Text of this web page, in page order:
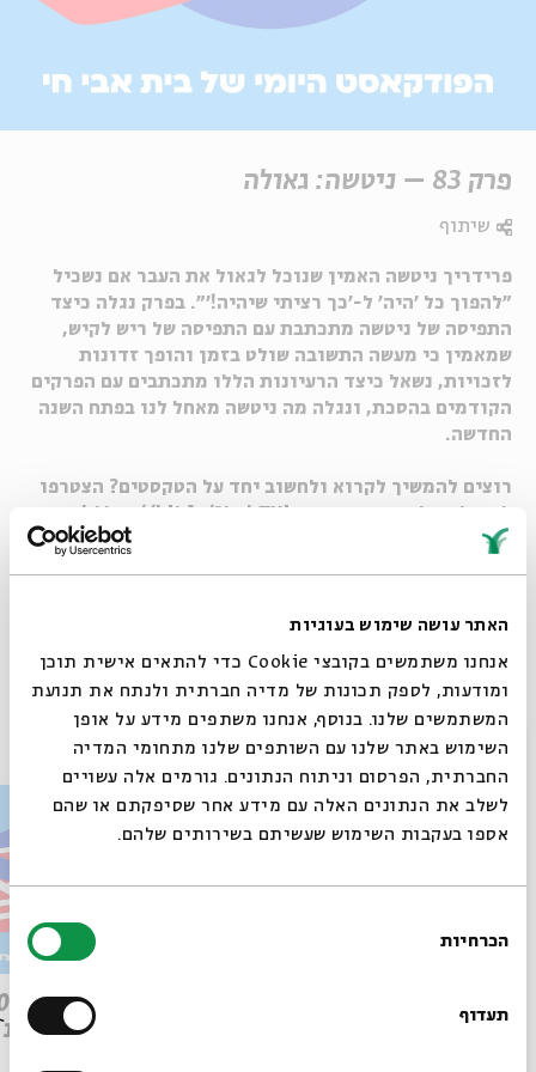
האתר עושה שימוש בעוגיות
אנחנו משתמשים בקובצי Cookie כדי להתאים אישית תוכן
ומודעות, לספק תכונות של מדיה חברתית ולנתח את תנועת
המשתמשים שלנו. בנוסף, אנחנו משתפים מידע על אופן
השימוש באתר שלנו עם השותפים שלנו מתחומי המדיה
החברתית, הפרסום וניתוח הנתונים. גורמים אלה עשויים
לשלב את הנתונים האלה עם מידע אחר שסיפקתם או שהם
אספו בעקבות השימוש שעשיתם בשירותים שלהם.
הסכמה
הכרחיות
תעדוף
פרק 83 – ניטשה: גאולה
פרידריך ניטשה האמין שנוכל לגאול את העבר אם נשכיל
״להפוך כל ׳היה׳ ל-׳כך רציתי שיהיה!׳״. בפרק נגלה כיצד
התפיסה של ניטשה מתכתבת עם התפיסה של ריש לקיש,
שמאמין כי מעשה התשובה שולט בזמן והופך זדונות
לזכויות, נשאל כיצד הרעיונות הללו מתכתבים עם הפרקים
הקודמים בהסכת, ונגלה מה ניטשה מאחל לנו בפתח השנה
החדשה.
רוצים להמשיך לקרוא ולחשוב יחד על הטקסטים? הצטרפו
שיתוף
לקבלת עדכונים על פרק חדש ב- Whatsapp
Email
פרקים נוספים בסדרה
הִתְאַנַּף
לוהטת
סגור